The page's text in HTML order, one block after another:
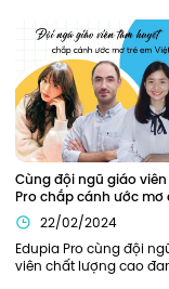
Cùng đội ngũ giáo viên
Pro chắp cánh ước mơ
phục tiếng Anh
22/02/2024
Edupia Pro cùng đội
viên chất lượng cao